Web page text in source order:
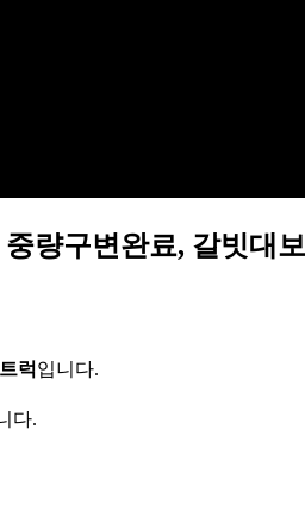
량구변완료, 갈빗대
럭 입니다.
다.